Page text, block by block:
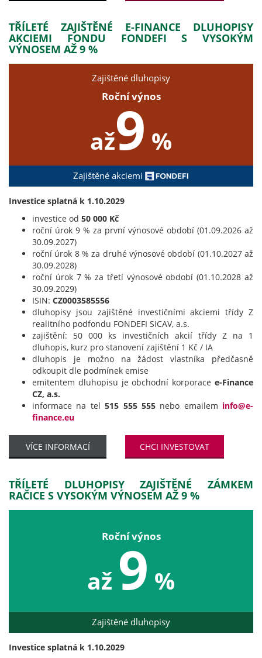
TŘÍLETÉ ZAJIŠTĚNÉ E-FINANCE DLUHOPISY
AKCIEMI FONDU FONDEFI S VYSOKÝM
VÝNOSEM AŽ 9 %
Zajištěné dluhopisy
Roční výnos
až9 %
Zajištěné akciemi
Investice splatná k 1.10.2029
investice od 50 000 Kč
roční úrok 9 % za první výnosové období (01.09.2026 až
30.09.2027)
roční úrok 8 % za druhé výnosové období (01.10.2027 až
30.09.2028)
roční úrok 7 % za třetí výnosové období (01.10.2028 až
30.09.2029)
ISIN: CZ0003585556
dluhopisy jsou zajištěné investičními akciemi třídy Z
realitního podfondu FONDEFI SICAV, a.s.
zajištění: 50 000 ks investičních akcií třídy Z na 1
dluhopis, kurz pro stanovení zajištění 1 Kč / IA
dluhopis je možno na žádost vlastníka předčasně
odkoupit dle podmínek emise
emitentem dluhopisu je obchodní korporace e-Finance
CZ, a.s.
informace na tel515 555 555nebo emailem info@e-
finance.eu
VÍCE INFORMACÍ CHCI INVESTOVAT
TŘÍLETÉ DLUHOPISY ZAJIŠTĚNÉ ZÁMKEM
RAČICE S VYSOKÝM VÝNOSEM AŽ 9 %
Roční výnos
až 9 %
Zajištěné dluhopisy
Investice splatná k 1.10.2029